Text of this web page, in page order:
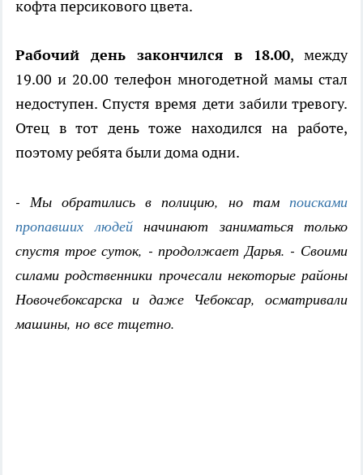
кофта персикового цвета.
Рабочий день закончился в 18.00, между
19.00 и 20.00 телефон многодетной мамы стал
недоступен. Спустя время дети забили тревогу.
Отец в тот день тоже находился на работе,
поэтому ребята были дома одни.
- Мы обратились в полицию, но там поисками
пропавших людейначинают заниматься только
спустя трое суток, - продолжает Дарья. - Своими
силами родственники прочесали некоторые районы
Новочебоксарска и даже Чебоксар, осматривали
машины, но все тщетно.